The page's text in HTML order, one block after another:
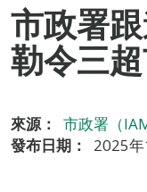
市政署
勒令三
來源：
市政署（
發布日期：
2025